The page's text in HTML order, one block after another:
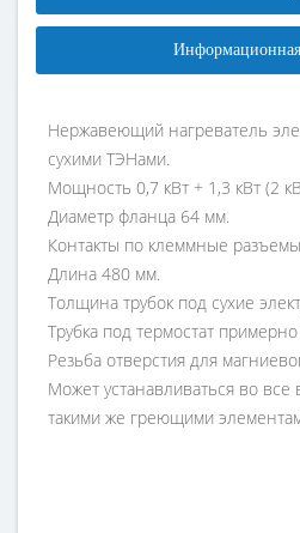
Нержавеющий нагреватель
сухими ТЭНами.
Мощность 0,7 кВт + 1,3 кВт (2
Диаметр фланца 64 мм.
Контакты по клеммные разъемы
Длина 480 мм.
Толщина трубок под сухие
Трубка под термостат
Резьба отверстия для
Может устанавливаться во все
такими же греющими